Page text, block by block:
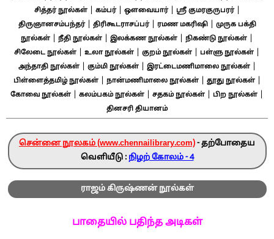
சித்தர் நூல்கள்| கம்பர்| ஔவையார்| ஸ்ரீ குமரகுருபரர்|
திருஞானசம்பந்தர்| திரிகூடராசப்பர்| ரமண மகரிஷி|
முருக பக்தி
நூல்கள்
நீதி நூல்கள் இலக்கண நூல்கள் நிகண்டு நூல்கள்
சிலேடை நூல்கள் உலா நூல்கள் குறம் நூல்கள் பள்ளு நூல்கள்
அந்தாதி நூல்கள்| கும்மி நூல்கள்| இரட்டைமணிமாலை நூல்கள்|
பிள்ளைத்தமிழ் நூல்கள்| நான்மணிமாலை நூல்கள்| தூது நூல்கள்|
கோவை நூல்கள் கலம்பகம் நூல்கள் சதகம் நூல்கள் பிற நூல்கள்
தினசரி தியானம்
சென்னை நூலகம் (www.chennailibrary.com)- தற்போதைய
வெளியீடு : நிழற் கோலம் - 4
ராஜம் கிருஷ்ணன் நூல்கள்
பாதையில் பதிந்த அடிகள்